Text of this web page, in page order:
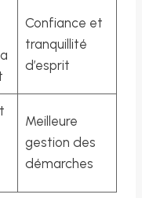
Confiance et
tranquillité
d’esprit
Meilleure
gestion des
démarches